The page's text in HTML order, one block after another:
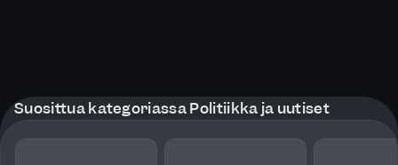
Suosittua kategoriassa Politiikka ja uutiset